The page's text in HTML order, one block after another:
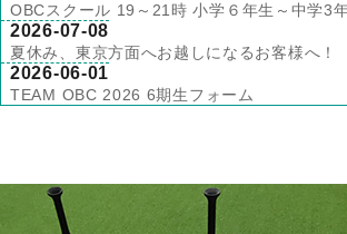
OBCスクール 19～21時 小学６年生～中学3
2026-07-08
夏休み、東京方面へお越しになるお客様へ！
2026-06-01
TEAM OBC 2026 6期生フォーム